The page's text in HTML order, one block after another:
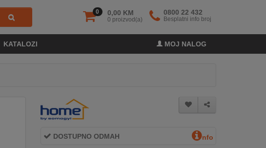
0 0,00 KM
0 proizvod(a)
0800 22 432
Besplatni info broj
KATALOZI MOJ NALOG
DOSTUPNO ODMAH nfo